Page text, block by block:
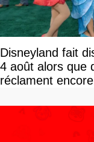
Disneyland fait
4 août alors que
réclament